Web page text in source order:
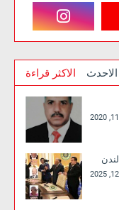
الاكثر قراءة الاحدث